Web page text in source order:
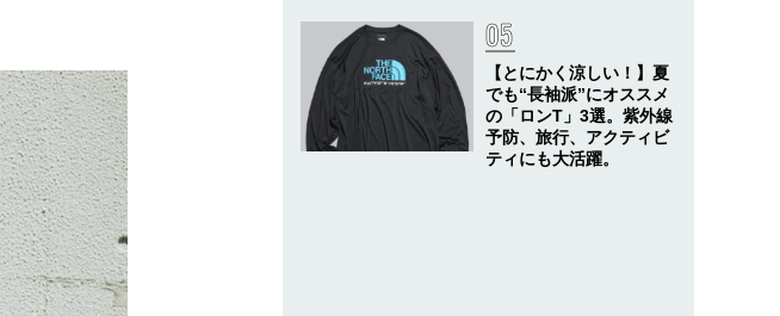
【とにかく涼しい！】夏
でも“長袖派”にオススメ
の「ロンT」3選。紫外線
予防、旅行、アクティビ
ティにも大活躍。